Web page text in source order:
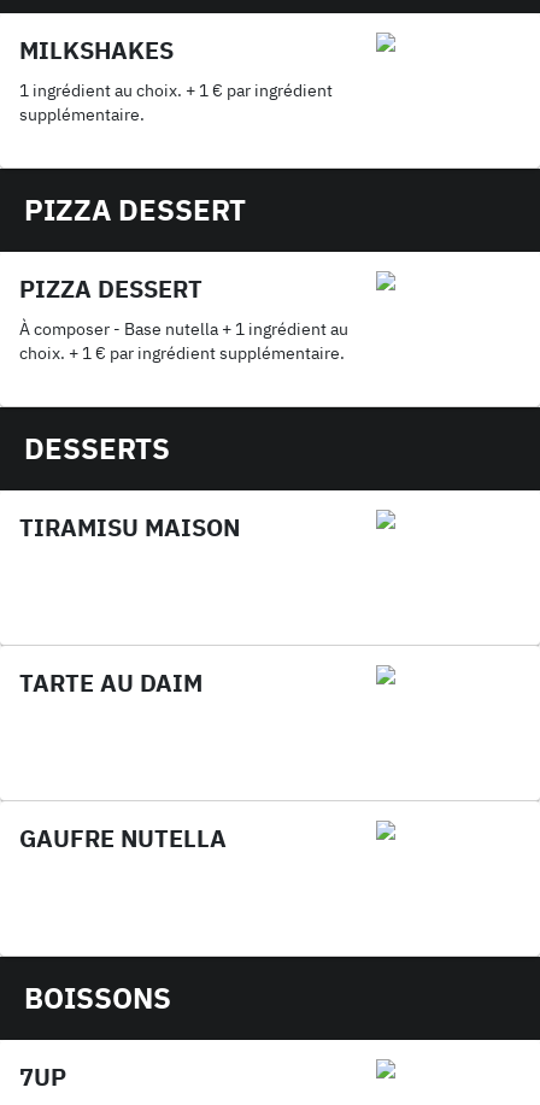
MILKSHAKES
1 ingrédient au choix. + 1 € par ingrédient
supplémentaire.
PIZZA DESSERT
PIZZA DESSERT
À composer - Base nutella + 1 ingrédient au
choix. + 1 € par ingrédient supplémentaire.
DESSERTS
TIRAMISU MAISON
TARTE AU DAIM
GAUFRE NUTELLA
BOISSONS
7UP